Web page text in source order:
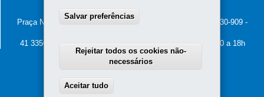
Palácio Iguaçu
Praça Nossa Senhora de Salette, s/n - Centro Cívico
80.530-909 -
41 3350-2400 - Horário de atendimento: 8h30 a 12h e 13h30 a 18h
Salvar preferências
Rejeitar todos os cookies não-
necessários
Aceitar tudo